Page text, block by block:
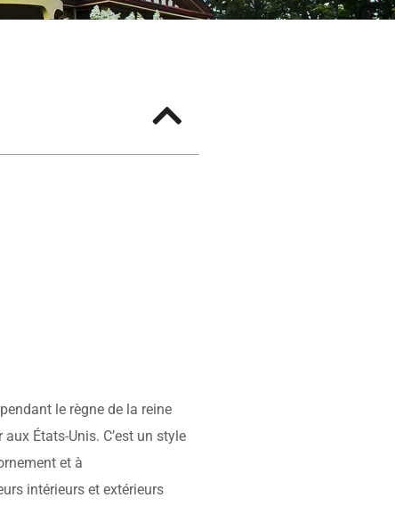
le règne de la reine
États-Unis. C’est un style
et à
intérieurs et extérieurs